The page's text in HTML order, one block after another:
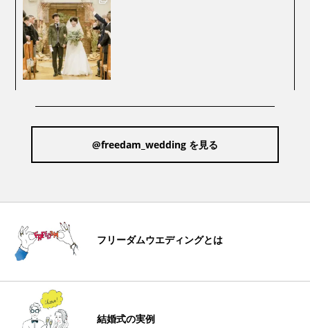
@freedam_wedding を見る
フリーダムウエディングとは
結婚式の実例